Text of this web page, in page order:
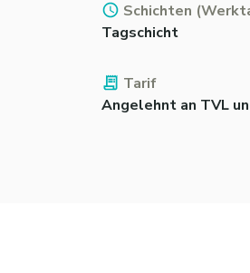
Schichten
Tagschicht
Tarif
Angelehnt an TVL